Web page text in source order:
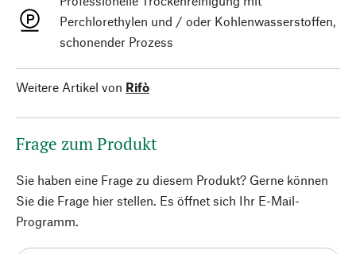
Perchlorethylen und / oder Kohlenwasserstoffen,
schonender Prozess
Weitere Artikel von Rifò
Frage zum Produkt
Sie haben eine Frage zu diesem Produkt? Gerne können
Sie die Frage hier stellen. Es öffnet sich Ihr E-Mail-
Programm.